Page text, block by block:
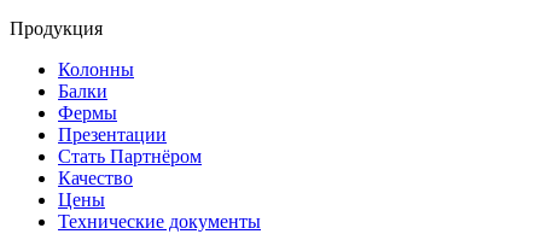
Продукция
Колонны
Балки
Фермы
Презентации
Стать Партнёром
Качество
Цены
Технические документы